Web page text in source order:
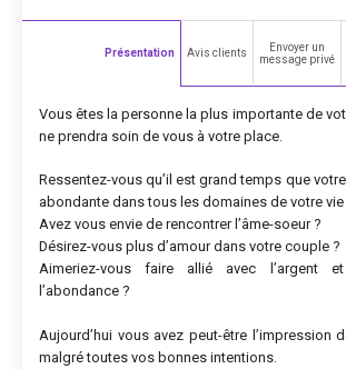
Présentation Avis clients
Envoyer un
message privé
Vous êtes la personne la plus importante de
ne prendra soin de vous à votre place.
Ressentez-vous qu’il est grand temps que
abondante dans tous les domaines de votre vie
Avez vous envie de rencontrer l’âme-soeur ?
Désirez-vous plus d’amour dans votre couple ?
Aimeriez-vous faire allié avec l’argent
l’abondance ?
Aujourd’hui vous avez peut-être l’impression
malgré toutes vos bonnes intentions.